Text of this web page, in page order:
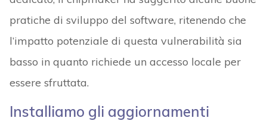
pratiche di sviluppo del software, ritenendo che
l’impatto potenziale di questa vulnerabilità sia
basso in quanto richiede un accesso locale per
essere sfruttata.
Installiamo gli aggiornamenti